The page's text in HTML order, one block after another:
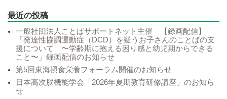
最近の投稿
一般社団法人ことばサポートネット主催 【録画配信】
「発達性協調運動症（DCD）を疑うお子さんのことばの支
援について 〜学齢期に抱える困り感と幼児期からできる
こと〜」録画配信のお知らせ
第5回東海摂食栄養フォーラム開催のお知らせ
日本高次脳機能学会「2026年夏期教育研修講座」のお知ら
せ